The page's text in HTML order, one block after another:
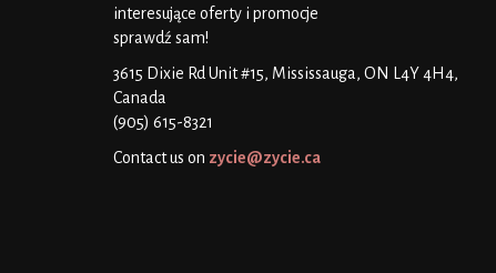
interesujące oferty i promocje
sprawdź sam!
3615 Dixie Rd Unit #15, Mississauga, ON L4Y 4H4,
Canada
(905) 615-8321
Contact us on zycie@zycie.ca